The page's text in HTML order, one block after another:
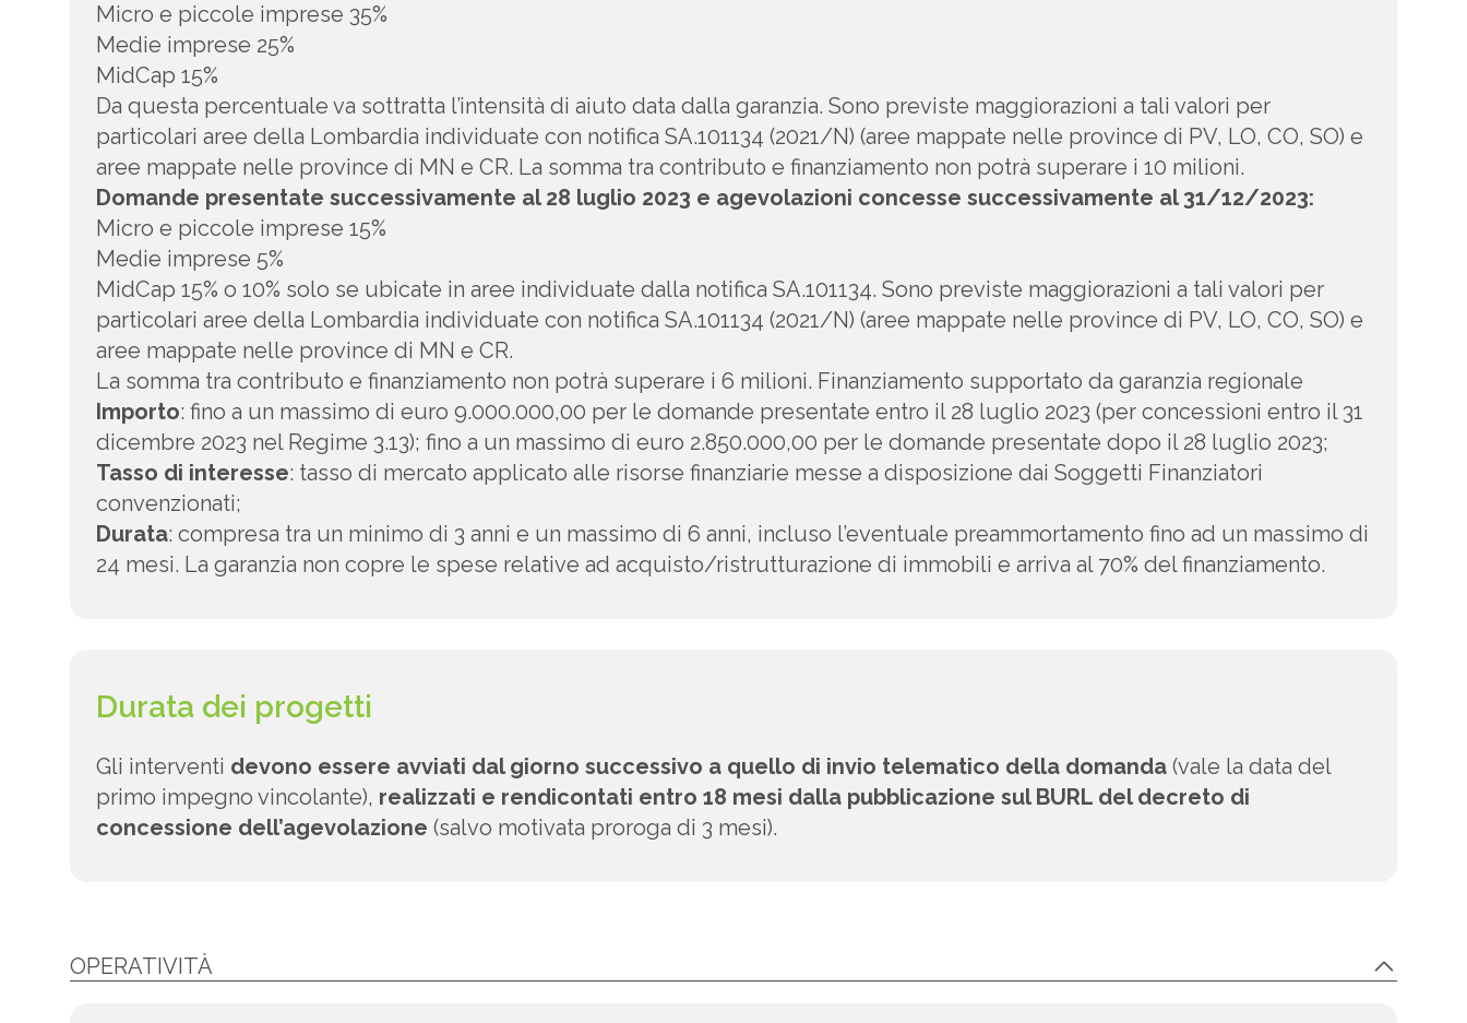
Micro e piccole imprese 35%
Medie imprese 25%
MidCap 15%
Da questa percentuale va sottratta l’intensità di aiuto data dalla garanzia. Sono previste maggiorazioni a tali valori per
particolari aree della Lombardia individuate con notifica SA.101134 (2021/N) (aree mappate nelle province di PV, LO, CO, SO) e
aree mappate nelle province di MN e CR. La somma tra contributo e finanziamento non potrà superare i 10 milioni.
Domande presentate successivamente al 28 luglio 2023 e agevolazioni concesse successivamente al 31/12/2023:
Micro e piccole imprese 15%
Medie imprese 5%
MidCap 15% o 10% solo se ubicate in aree individuate dalla notifica SA.101134. Sono previste maggiorazioni a tali valori per
particolari aree della Lombardia individuate con notifica SA.101134 (2021/N) (aree mappate nelle province di PV, LO, CO, SO) e
aree mappate nelle province di MN e CR.
La somma tra contributo e finanziamento non potrà superare i 6 milioni. Finanziamento supportato da garanzia regionale
Importo: fino a un massimo di euro 9.000.000,00 per le domande presentate entro il 28 luglio 2023 (per concessioni entro il 31
dicembre 2023 nel Regime 3.13); fino a un massimo di euro 2.850.000,00 per le domande presentate dopo il 28 luglio 2023;
Tasso di interesse: tasso di mercato applicato alle risorse finanziarie messe a disposizione dai Soggetti Finanziatori
convenzionati;
Durata: compresa tra un minimo di 3 anni e un massimo di 6 anni, incluso l’eventuale preammortamento fino ad un massimo di
24 mesi. La garanzia non copre le spese relative ad acquisto/ristrutturazione di immobili e arriva al 70% del finanziamento.
Durata dei progetti
Gli interventi devono essere avviati dal giorno successivo a quello di invio telematico della domanda (vale la data del
primo impegno vincolante), realizzati e rendicontati entro 18 mesi dalla pubblicazione sul BURL del decreto di
concessione dell’agevolazione (salvo motivata proroga di 3 mesi).
OPERATIVITÀ